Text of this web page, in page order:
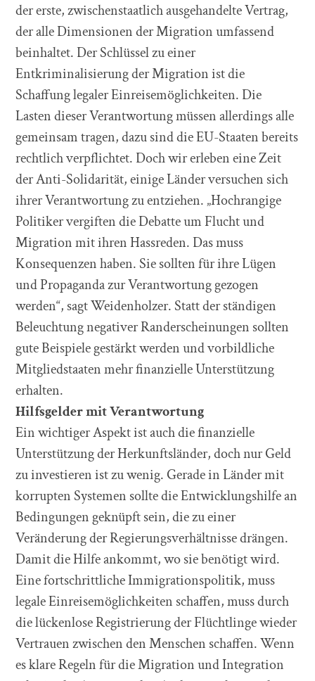
der erste, zwischenstaatlich ausgehandelte Vertrag,
der alle Dimensionen der Migration umfassend
beinhaltet. Der Schlüssel zu einer
Entkriminalisierung der Migration ist die
Schaffung legaler Einreisemöglichkeiten. Die
Lasten dieser Verantwortung müssen allerdings alle
gemeinsam tragen, dazu sind die EU-Staaten bereits
rechtlich verpflichtet. Doch wir erleben eine Zeit
der Anti-Solidarität, einige Länder versuchen sich
ihrer Verantwortung zu entziehen. „Hochrangige
Politiker vergiften die Debatte um Flucht und
Migration mit ihren Hassreden. Das muss
Konsequenzen haben. Sie sollten für ihre Lügen
und Propaganda zur Verantwortung gezogen
werden“, sagt Weidenholzer. Statt der ständigen
Beleuchtung negativer Randerscheinungen sollten
gute Beispiele gestärkt werden und vorbildliche
Mitgliedstaaten mehr finanzielle Unterstützung
erhalten.
Hilfsgelder mit Verantwortung
Ein wichtiger Aspekt ist auch die finanzielle
Unterstützung der Herkunftsländer, doch nur Geld
zu investieren ist zu wenig. Gerade in Länder mit
korrupten Systemen sollte die Entwicklungshilfe an
Bedingungen geknüpft sein, die zu einer
Veränderung der Regierungsverhältnisse drängen.
Damit die Hilfe ankommt, wo sie benötigt wird.
Eine fortschrittliche Immigrationspolitik, muss
legale Einreisemöglichkeiten schaffen, muss durch
die lückenlose Registrierung der Flüchtlinge wieder
Vertrauen zwischen den Menschen schaffen. Wenn
es klare Regeln für die Migration und Integration